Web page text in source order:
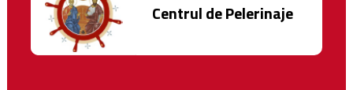
Centrul de Pelerinaje